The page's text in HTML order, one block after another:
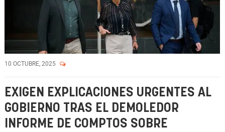
10 OCTUBRE, 2025
EXIGEN EXPLICACIONES URGENTES AL
GOBIERNO TRAS EL DEMOLEDOR
INFORME DE COMPTOS SOBRE